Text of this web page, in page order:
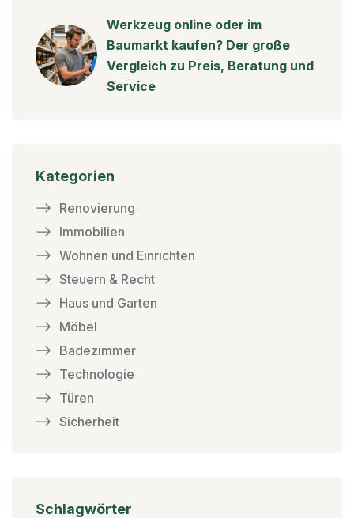
Werkzeug online oder im
Baumarkt kaufen? Der große
Vergleich zu Preis, Beratung und
Service
Kategorien
Renovierung
Immobilien
Wohnen und Einrichten
Steuern & Recht
Haus und Garten
Möbel
Badezimmer
Technologie
Türen
Sicherheit
Schlagwörter